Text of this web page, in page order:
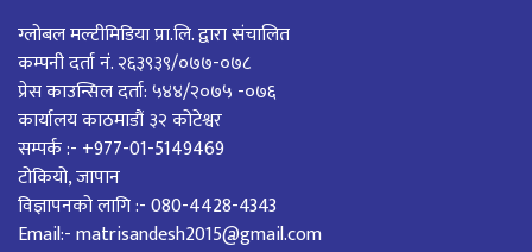
ग्लोबल मल्टीमिडिया प्रा.लि. द्वारा संचालित
कम्पनी दर्ता नं. २६३९३९/०७७-०७८
प्रेस काउन्सिल दर्ता: ५४४/२०७५ -०७६
कार्यालय काठमाडौं ३२ कोटेश्वर
सम्पर्क :- +977-01-5149469
टोकियो, जापान
विज्ञापनको लागि :- 080-4428-4343
Email:- matrisandesh2015@gmail.com